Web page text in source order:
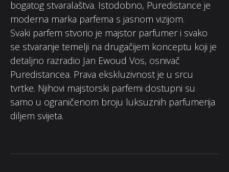
bogatog stvaralaštva. Istodobno, Puredistance je
moderna marka parfema s jasnom vizijom.
Svaki parfem stvorio je majstor parfumer i svako
se stvaranje temelji na drugačijem konceptu koji je
detaljno razradio Jan Ewoud Vos, osnivač
Puredistancea. Prava ekskluzivnost je u srcu
tvrtke. Njihovi majstorski parfemi dostupni su
samo u ograničenom broju luksuznih parfumerija
diljem svijeta.